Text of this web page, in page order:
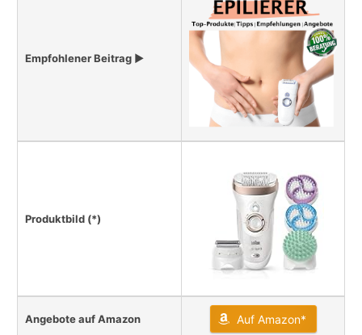
Empfohlener Beitrag ▶
Produktbild (*)
Angebote auf Amazon Auf Amazon*